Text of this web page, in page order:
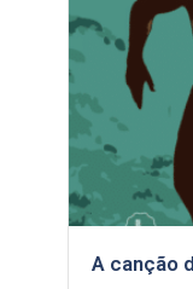
A canção